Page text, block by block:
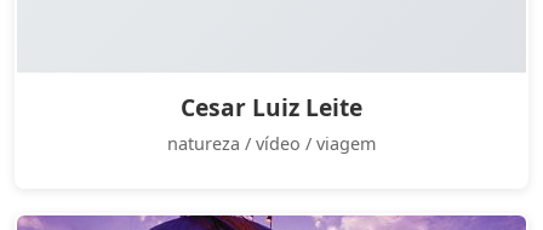
Cesar Luiz Leite
natureza / vídeo / viagem